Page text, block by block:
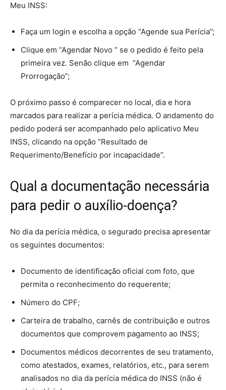
Meu INSS:
Faça um login e escolha a opção “Agende sua Perícia”;
Clique em “Agendar Novo ” se o pedido é feito pela
primeira vez. Senão clique em “Agendar
Prorrogação”;
O próximo passo é comparecer no local, dia e hora
marcados para realizar a perícia médica. O andamento do
pedido poderá ser acompanhado pelo aplicativo Meu
INSS, clicando na opção “Resultado de
Requerimento/Benefício por incapacidade”.
Qual a documentação necessária
para pedir o auxílio-doença?
​No dia da perícia médica, o segurado precisa apresentar
os seguintes documentos:
Documento de identificação oficial com foto, que
permita o reconhecimento do requerente;
Número do CPF;
Carteira de trabalho, carnês de contribuição e outros
documentos que comprovem pagamento ao INSS;
Documentos médicos decorrentes de seu tratamento,
como atestados, exames, relatórios, etc., para serem
analisados no dia da perícia médica do INSS (não é